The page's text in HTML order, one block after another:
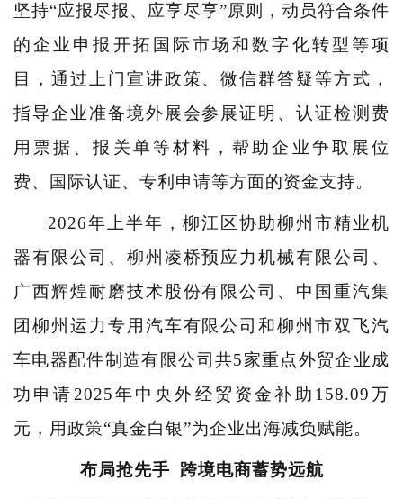
坚持“应报尽报、应享尽享”原则，动员符合条件
的企业申报开拓国际市场和数字化转型等项
目，通过上门宣讲政策、微信群答疑等方式，
指导企业准备境外展会参展证明、认证检测费
用票据、报关单等材料，帮助企业争取展位
费、国际认证、专利申请等方面的资金支持。
2026年上半年，柳江区协助柳州市精业机
器有限公司、柳州凌桥预应力机械有限公司、
广西辉煌耐磨技术股份有限公司、中国重汽集
团柳州运力专用汽车有限公司和柳州市双飞汽
车电器配件制造有限公司共5家重点外贸企业成
功申请2025年中央外经贸资金补助158.09万
元，用政策“真金白银”为企业出海减负赋能。
布局抢先手 跨境电商蓄势远航